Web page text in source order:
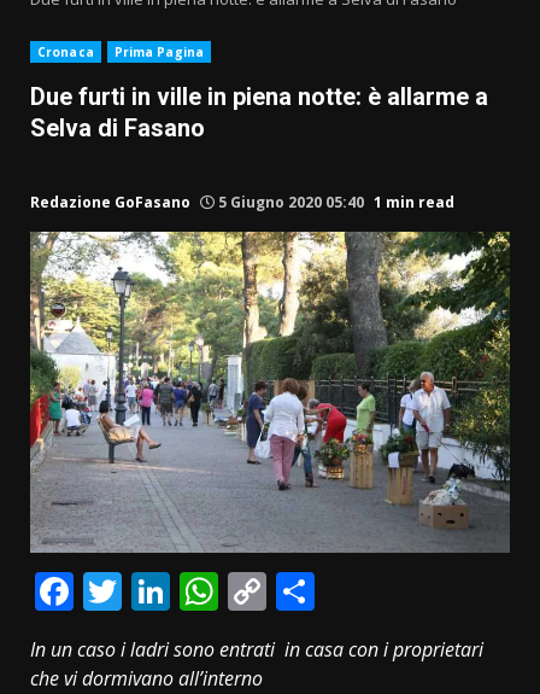
Cronaca Prima Pagina
Due furti in ville in piena notte: è allarme a
Selva di Fasano
Redazione GoFasano 5 Giugno 2020 05:40 1 min read
Facebook
Twitter
LinkedIn
WhatsApp
Copy
Link
In un caso i ladri sono entrati in casa con i proprietari
che vi dormivano all’interno